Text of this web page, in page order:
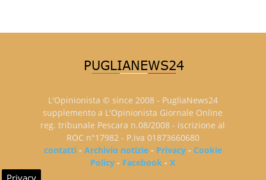
L'Opinionista © since 2008 - PugliaNews24
supplemento a L'Opinionista Giornale Online
reg. tribunale Pescara n.08/2008 - iscrizione al
ROC n°17982 - P.iva 01873660680
contatti- Archivio notizie- Privacy- Cookie
Policy - Facebook -X
Privacy